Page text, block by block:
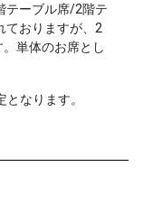
テーブル席/2階テ
ておりますが、2
単体のお席とし
なります。